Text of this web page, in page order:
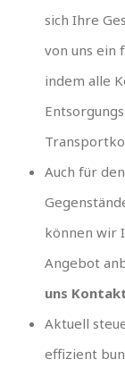
sich Ihre
von uns ein
indem alle
Auch für
können wir
Angebot
uns
Aktuell
effizient